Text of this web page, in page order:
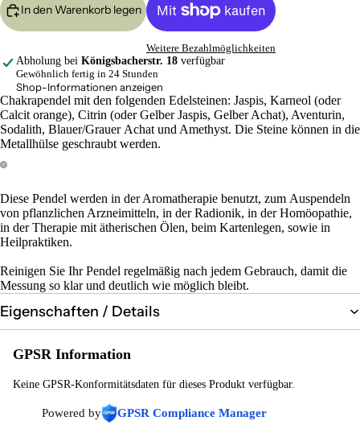
In den Warenkorb legen
Weitere Bezahlmöglichkeiten
Abholung bei Königsbacherstr. 18 verfügbar
Gewöhnlich fertig in 24 Stunden
Shop-Informationen anzeigen
Chakrapendel mit den folgenden Edelsteinen: Jaspis, Karneol (oder
Calcit orange), Citrin (oder Gelber Jaspis, Gelber Achat), Aventurin,
Sodalith, Blauer/Grauer Achat und Amethyst. Die Steine können in die
Metallhülse geschraubt werden.
Diese Pendel werden in der Aromatherapie benutzt, zum Auspendeln
von pflanzlichen Arzneimitteln, in der Radionik, in der Homöopathie,
in der Therapie mit ätherischen Ölen, beim Kartenlegen, sowie in
Heilpraktiken.
Reinigen Sie Ihr Pendel regelmäßig nach jedem Gebrauch, damit die
Messung so klar und deutlich wie möglich bleibt.
Eigenschaften / Details
GPSR Information
Keine GPSR-Konformitätsdaten für dieses Produkt verfügbar.
Powered by GPSR Compliance Manager